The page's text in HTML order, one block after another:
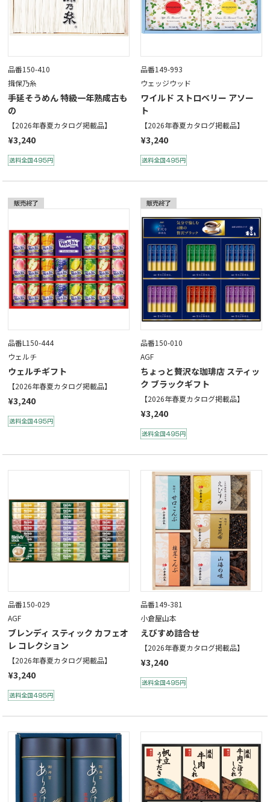
品番150-410
揖保乃糸
手延そうめん 特級一年熟成古も
の
【2026年春夏カタログ掲載品】
¥3,240
品番149-993
ウェッジウッド
ワイルド ストロベリー アソー
ト
【2026年春夏カタログ掲載品】
¥3,240
品番L150-444
ウェルチ
ウェルチギフト
【2026年春夏カタログ掲載品】
¥3,240
品番150-010
AGF
ちょっと贅沢な珈琲店 スティッ
ク ブラックギフト
【2026年春夏カタログ掲載品】
¥3,240
品番150-029
AGF
ブレンディ スティック カフェオ
レ コレクション
【2026年春夏カタログ掲載品】
¥3,240
品番149-381
小倉屋山本
えびすめ詰合せ
【2026年春夏カタログ掲載品】
¥3,240